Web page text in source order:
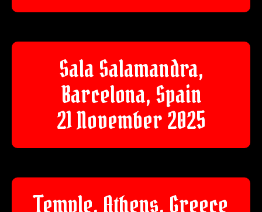
Sala Salamandra,
Barcelona, Spain
21 November 2025
Temple, Athens, Greece